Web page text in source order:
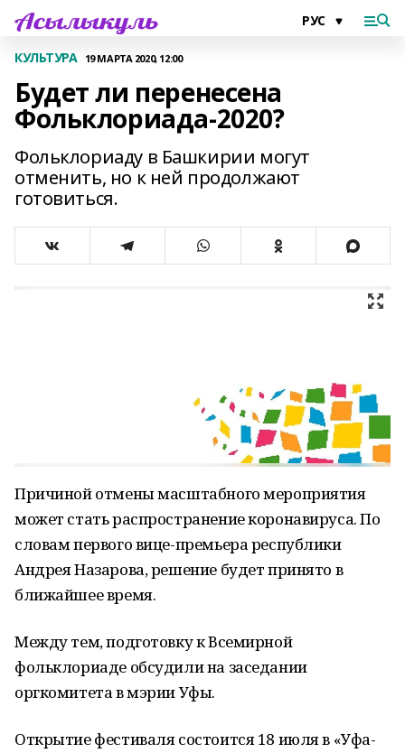
КУЛЬТУРА 19 МАРТА 2020, 12:00
Будет ли перенесена
Фольклориада-2020?
Фольклориаду в Башкирии могут
отменить, но к ней продолжают
готовиться.
Причиной отмены масштабного мероприятия
может стать распространение коронавируса. По
словам первого вице-премьера республики
Андрея Назарова, решение будет принято в
ближайшее время.
Между тем, подготовку к Всемирной
фольклориаде обсудили на заседании
оргкомитета в мэрии Уфы.
Открытие фестиваля состоится 18 июля в «Уфа-